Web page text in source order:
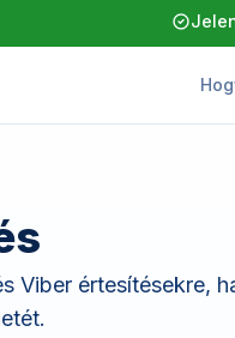
Viber értesítésekre,